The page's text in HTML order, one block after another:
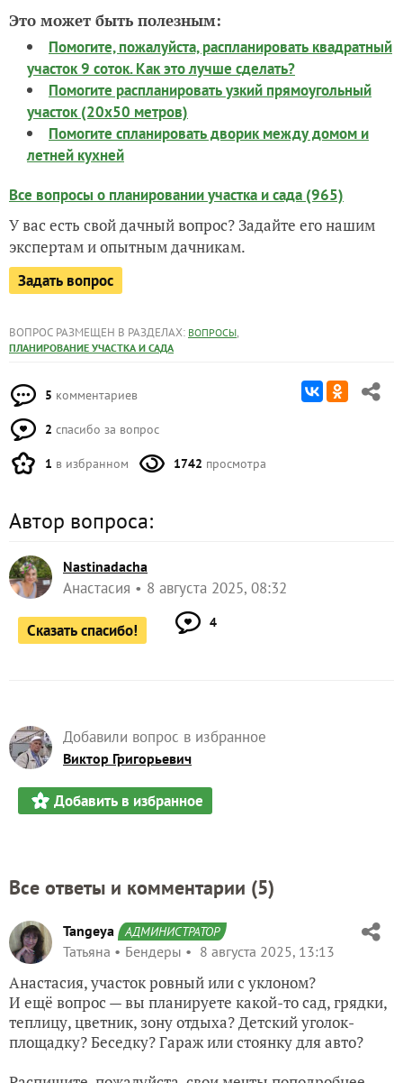
Это может быть полезным:
Помогите, пожалуйста, распланировать квадратный
участок 9 соток. Как это лучше сделать?
Помогите распланировать узкий прямоугольный
участок (20х50 метров)
Помогите спланировать дворик между домом и
летней кухней
Все вопросы о планировании участка и сада (965)
У вас есть свой дачный вопрос? Задайте его нашим
экспертам и опытным дачникам.
Задать вопрос
ВОПРОС РАЗМЕЩЕН В РАЗДЕЛАХ: ВОПРОСЫ,
ПЛАНИРОВАНИЕ УЧАСТКА И САДА
5 комментариев
2 спасибо за вопрос
1 в избранном 1742 просмотра
Автор вопроса:
Nastinadacha
Анастасия 8 августа 2025, 08:32
Сказать спасибо! 4
Добавили вопрос в избранное
Виктор Григорьевич
Добавить в избранное
Все ответы и комментарии (5)
Tangeya АДМИНИСТРАТОР
Татьяна Бендеры 8 августа 2025, 13:13
Анастасия, участок ровный или с уклоном?
И ещё вопрос — вы планируете какой-то сад, грядки,
теплицу, цветник, зону отдыха? Детский уголок-
площадку? Беседку? Гараж или стоянку для авто?